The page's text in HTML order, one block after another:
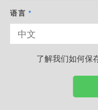
语言
了解我们如何保